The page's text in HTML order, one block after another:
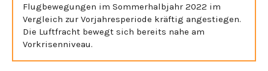
Flugbewegungen im Sommerhalbjahr 2022 im
Vergleich zur Vorjahresperiode kräftig angestiegen.
Die Luftfracht bewegt sich bereits nahe am
Vorkrisenniveau.